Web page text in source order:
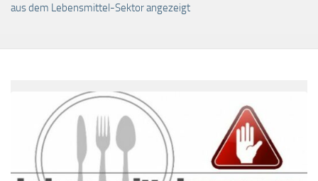
aus dem Lebensmittel-Sektor angezeigt